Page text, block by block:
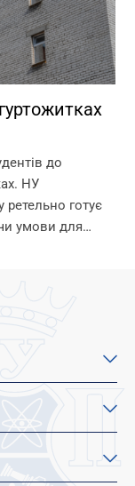
до
НУ
ретельно готує
умови для